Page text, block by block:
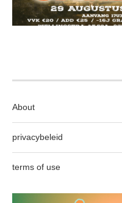
About
privacybeleid
terms of use